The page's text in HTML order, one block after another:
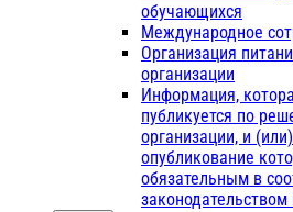
обучающихся
Международное
Организация
организации
Информация,
публикуется по
организации, и
опубликование
обязательным в